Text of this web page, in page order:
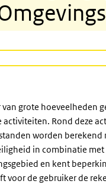
grote hoeveelheden
Rond deze
worden
in combinatie met
en kent
voor de gebruiker de